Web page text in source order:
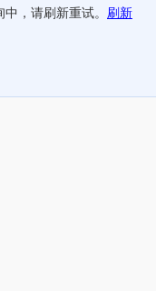
，请刷新重试。 刷新